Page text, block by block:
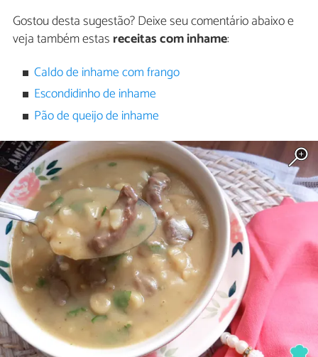
Gostou desta sugestão? Deixe seu comentário abaixo e
veja também estas receitas com inhame:
Caldo de inhame com frango
Escondidinho de inhame
Pão de queijo de inhame